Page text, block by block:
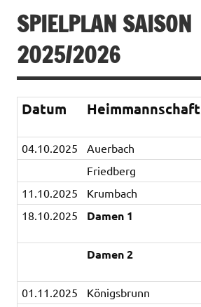
SPIELPLAN SAISON
2025/2026
Datum Heimmannschaft
04.10.2025 Auerbach
Friedberg
11.10.2025 Krumbach
18.10.2025
Damen 1
Damen 2
01.11.2025 Königsbrunn